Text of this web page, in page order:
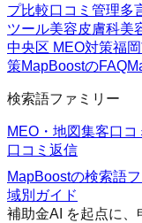
プ比較口コミ管理多
ツール美容皮膚科美
中央区 MEO対策福
策MapBoostのFAQ
検索語ファミリー
MEO・地図集客口コ
口コミ返信
MapBoostの検索語
域別ガイド
補助金AI
を起点に、